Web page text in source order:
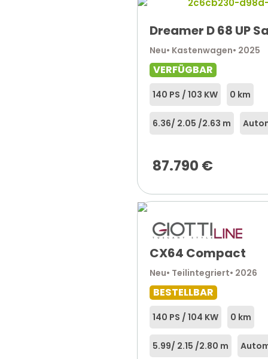
Dreamer D 68 UP
Neu• Kastenwagen• 2025
VERFÜGBAR
140 PS / 103 KW 0 km
6.36/ 2.05 /2.63 m
87.790 €
CX64 Compact
Neu• Teilintegriert• 2026
BESTELLBAR
140 PS / 104 KW 0 km
5.99/ 2.15 /2.80 m